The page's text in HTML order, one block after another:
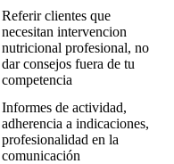
Referir clientes que
necesitan intervencion
nutricional profesional, no
dar consejos fuera de tu
competencia
Informes de actividad,
adherencia a indicaciones,
profesionalidad en la
comunicación